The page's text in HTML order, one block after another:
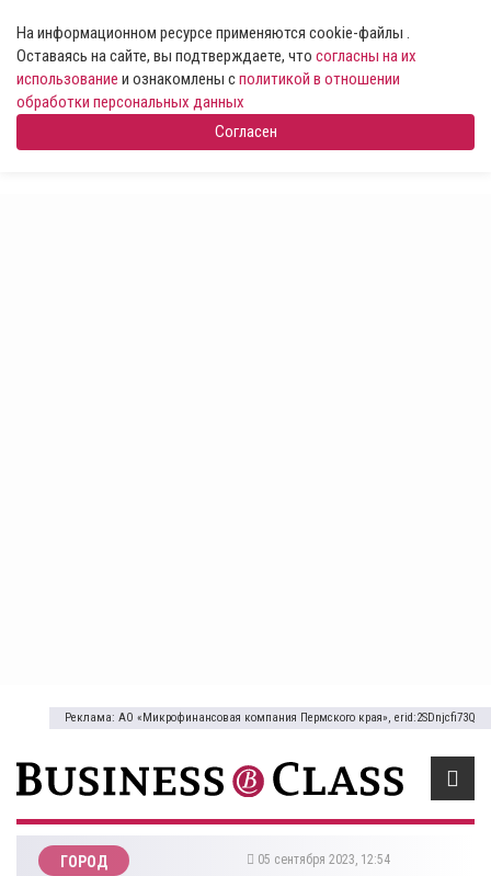
На информационном ресурсе применяются cookie-файлы .
Оставаясь на сайте, вы подтверждаете, что согласны на их
использование и ознакомлены сполитикой в отношении
обработки персональных данных
Согласен
Реклама: АО «Микрофинансовая компания Пермского края», erid:2SDnjcfi73Q
ГОРОД 05 сентября 2023, 12:54